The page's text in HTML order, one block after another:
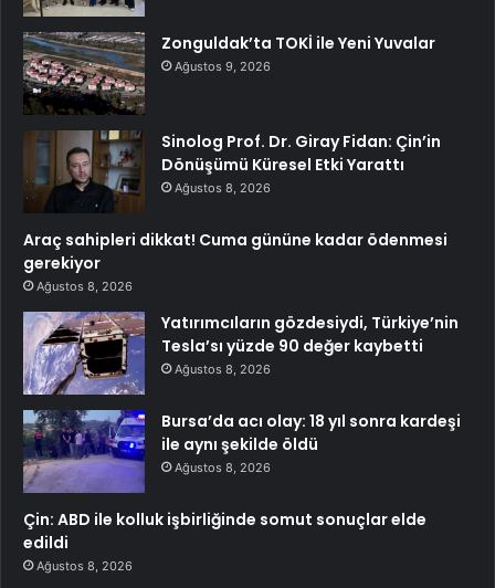
Zonguldak’ta TOKİ ile Yeni Yuvalar
Ağustos 9, 2026
Sinolog Prof. Dr. Giray Fidan: Çin’in
Dönüşümü Küresel Etki Yarattı
Ağustos 8, 2026
Araç sahipleri dikkat! Cuma gününe kadar ödenmesi
gerekiyor
Ağustos 8, 2026
Yatırımcıların gözdesiydi, Türkiye’nin
Tesla’sı yüzde 90 değer kaybetti
Ağustos 8, 2026
Bursa’da acı olay: 18 yıl sonra kardeşi
ile aynı şekilde öldü
Ağustos 8, 2026
Çin: ABD ile kolluk işbirliğinde somut sonuçlar elde
edildi
Ağustos 8, 2026